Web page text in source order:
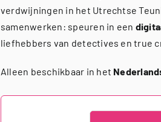
verdwijningen in het Utrechtse
samenwerken: speuren in een
liefhebbers van detectives en true
Alleen beschikbaar in het